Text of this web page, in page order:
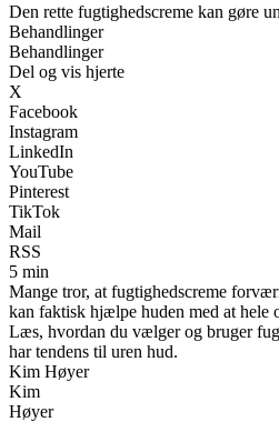
Den rette fugtighedscreme kan gøre
Behandlinger
Behandlinger
Del og vis hjerte
X
Facebook
Instagram
LinkedIn
YouTube
Pinterest
TikTok
Mail
RSS
5 min
Mange tror, at fugtighedscreme
kan faktisk hjælpe huden med at hele
Læs, hvordan du vælger og bruger
har tendens til uren hud.
Kim Høyer
Kim
Høyer